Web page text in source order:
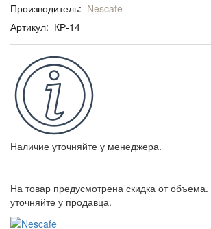
Производитель: Nescafe
Артикул: КР-14
Наличие уточняйте у менеджера.
На товар предусмотрена скидка от
уточняйте у продавца.